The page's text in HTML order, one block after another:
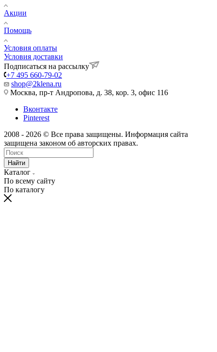
Акции
Помощь
Условия оплаты
Условия доставки
Подписаться на рассылку
+7 495 660-79-02
shop@2klena.ru
Москва, пр-т Андропова, д. 38, кор. 3, офис 116
Вконтакте
Pinterest
2008 - 2026 © Все права защищены. Информация сайта
защищена законом об авторских правах.
Найти
Каталог
По всему сайту
По каталогу